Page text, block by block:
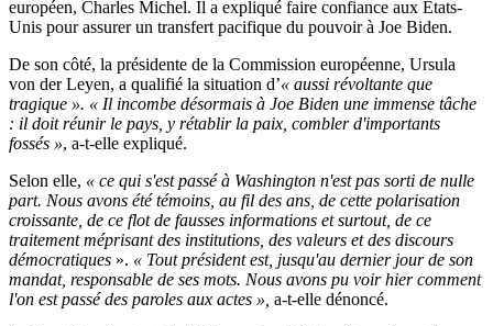
européen, Charles Michel. Il a expliqué faire confiance aux États-
Unis pour assurer un transfert pacifique du pouvoir à Joe Biden.
De son côté, la présidente de la Commission européenne, Ursula
von der Leyen, a qualifié la situation d’« aussi révoltante que
tragique ». « Il incombe désormais à Joe Biden une immense tâche
: il doit réunir le pays, y rétablir la paix, combler d'importants
fossés », a-t-elle expliqué.
Selon elle, « ce qui s'est passé à Washington n'est pas sorti de nulle
part. Nous avons été témoins, au fil des ans, de cette polarisation
croissante, de ce flot de fausses informations et surtout, de ce
traitement méprisant des institutions, des valeurs et des discours
démocratiques ». « Tout président est, jusqu'au dernier jour de son
mandat, responsable de ses mots. Nous avons pu voir hier comment
l'on est passé des paroles aux actes », a-t-elle dénoncé.